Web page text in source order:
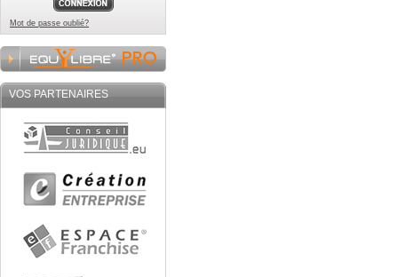
Mot de passe oublié?
VOS PARTENAIRES